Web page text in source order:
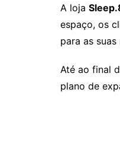
A loja
espaço, os
para as
Até ao final
plano de